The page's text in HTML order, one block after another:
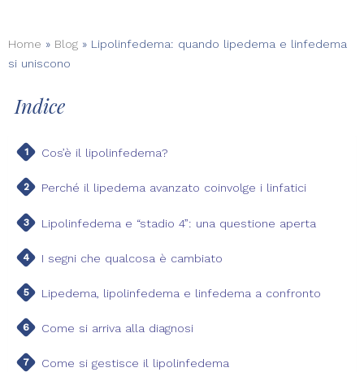
Home » Blog » Lipolinfedema: quando lipedema e linfedema
si uniscono
Indice
Cos’è il lipolinfedema?
Perché il lipedema avanzato coinvolge i linfatici
Lipolinfedema e “stadio 4”: una questione aperta
I segni che qualcosa è cambiato
Lipedema, lipolinfedema e linfedema a confronto
Come si arriva alla diagnosi
Come si gestisce il lipolinfedema